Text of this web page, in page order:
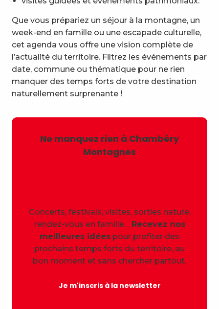
Que vous prépariez un séjour à la montagne, un
week-end en famille ou une escapade culturelle,
cet agenda vous offre une vision complète de
l’actualité du territoire. Filtrez les événements par
date, commune ou thématique pour ne rien
manquer des temps forts de votre destination
naturellement surprenante !
Ne manquez rien à Chambéry
Montagnes
Concerts, festivals, visites, sorties nature,
rendez-vous en famille… Recevez nos
meilleures idées pour profiter des
prochains temps forts du territoire, au
bon moment et sans chercher partout.
Je m'inscris à la newsletter